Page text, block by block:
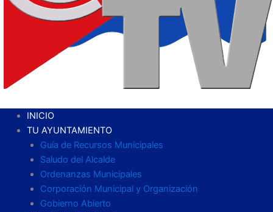
INICIO
TU AYUNTAMIENTO
Guía de Recursos Municipales
Saludo del Alcalde
Ordenanzas Municipales
Corporación Municipal y Organización
Gobierno Abierto